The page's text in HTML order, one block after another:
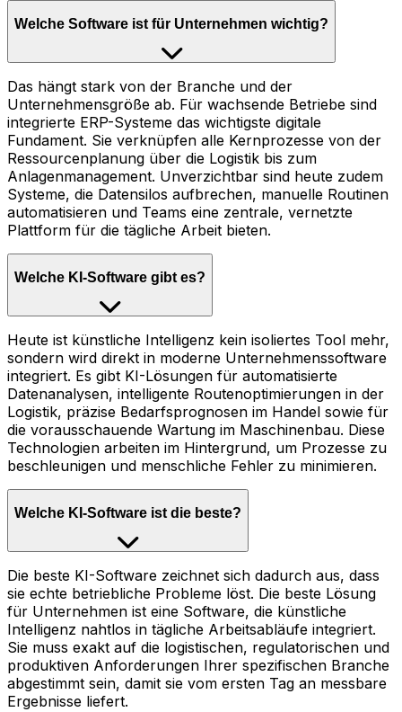
Welche Software ist für Unternehmen wichtig?
Das hängt stark von der Branche und der
Unternehmensgröße ab. Für wachsende Betriebe sind
integrierte ERP-Systeme das wichtigste digitale
Fundament. Sie verknüpfen alle Kernprozesse von der
Ressourcenplanung über die Logistik bis zum
Anlagenmanagement. Unverzichtbar sind heute zudem
Systeme, die Datensilos aufbrechen, manuelle Routinen
automatisieren und Teams eine zentrale, vernetzte
Plattform für die tägliche Arbeit bieten.
Welche KI-Software gibt es?
Heute ist künstliche Intelligenz kein isoliertes Tool mehr,
sondern wird direkt in moderne Unternehmenssoftware
integriert. Es gibt KI-Lösungen für automatisierte
Datenanalysen, intelligente Routenoptimierungen in der
Logistik, präzise Bedarfsprognosen im Handel sowie für
die vorausschauende Wartung im Maschinenbau. Diese
Technologien arbeiten im Hintergrund, um Prozesse zu
beschleunigen und menschliche Fehler zu minimieren.
Welche KI-Software ist die beste?
Die beste KI-Software zeichnet sich dadurch aus, dass
sie echte betriebliche Probleme löst. Die beste Lösung
für Unternehmen ist eine Software, die künstliche
Intelligenz nahtlos in tägliche Arbeitsabläufe integriert.
Sie muss exakt auf die logistischen, regulatorischen und
produktiven Anforderungen Ihrer spezifischen Branche
abgestimmt sein, damit sie vom ersten Tag an messbare
Ergebnisse liefert.